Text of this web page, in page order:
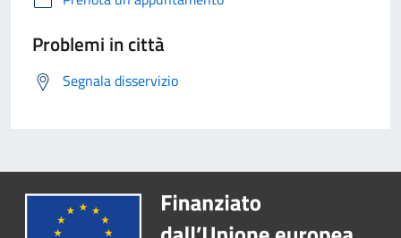
Problemi in città
Segnala disservizio